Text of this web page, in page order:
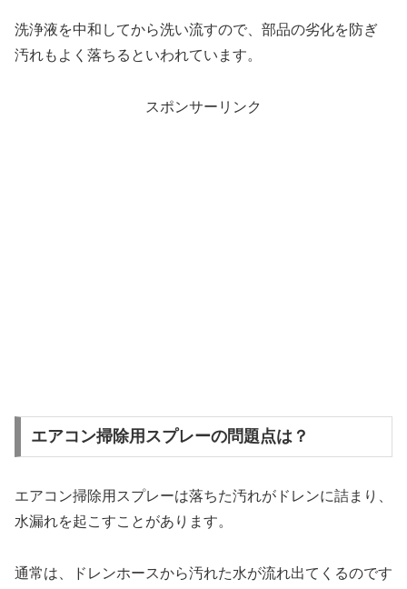
洗浄液を中和してから洗い流すので、部品の劣化を防ぎ
汚れもよく落ちるといわれています。
スポンサーリンク
エアコン掃除用スプレーの問題点は？
エアコン掃除用スプレーは落ちた汚れがドレンに詰まり、
水漏れを起こすことがあります。
通常は、ドレンホースから汚れた水が流れ出てくるのです